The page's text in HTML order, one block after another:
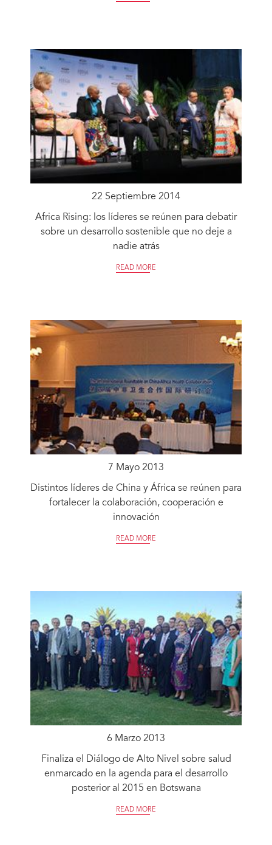
22 Septiembre 2014
Africa Rising: los líderes se reúnen para debatir
sobre un desarrollo sostenible que no deje a
nadie atrás
READ MORE
7 Mayo 2013
Distintos líderes de China y África se reúnen para
fortalecer la colaboración, cooperación e
innovación
READ MORE
6 Marzo 2013
Finaliza el Diálogo de Alto Nivel sobre salud
enmarcado en la agenda para el desarrollo
posterior al 2015 en Botswana
READ MORE